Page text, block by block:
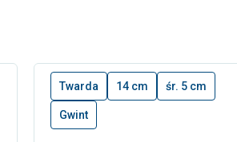
Twarda 14 cm śr. 5 cm
Gwint